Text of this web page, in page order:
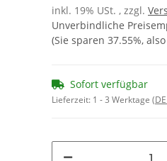
inkl. 19% USt. , zzgl.
Unverbindliche
(Sie sparen 37.55%, also
Sofort verfügbar
Lieferzeit: 1 - 3 Werktage